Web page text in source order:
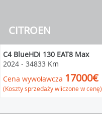
CITROEN
C4 BlueHDi 130 EAT8 Max
2024 - 34833 Km
Cena wywoławcza 17000€
(Koszty sprzedaży wliczone w cenę)